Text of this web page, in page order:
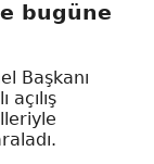
bugüne
Başkanı
açılış